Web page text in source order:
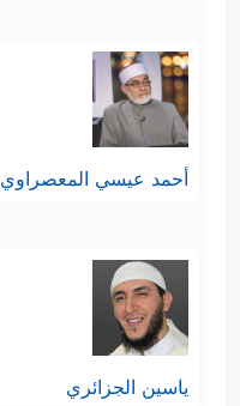
أحمد عيسي المعصراوي
ياسين الجزائري